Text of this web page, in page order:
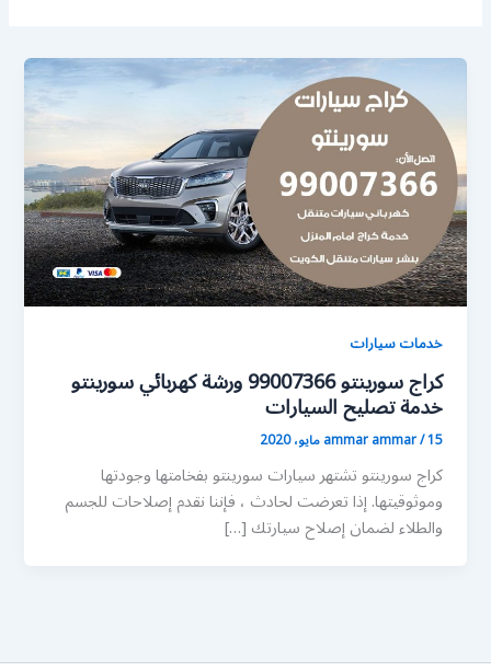
خدمات سيارات
كراج سورينتو 99007366 ورشة كهربائي سورينتو
خدمة تصليح السيارات
ammar ammar/15 مايو، 2020
كراج سورينتو تشتهر سيارات سورينتو بفخامتها وجودتها
وموثوقيتها. إذا تعرضت لحادث ، فإننا نقدم إصلاحات للجسم
والطلاء لضمان إصلاح سيارتك […]